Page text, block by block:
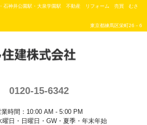
・石神井公園駅・大泉学園駅 不動産 リフォーム 売買 むさ
東京都練馬区栄町26－6
0120-15-6342
業時間：10:00 AM - 5:00 PM
曜日・日曜日・GW・夏季・年末年始